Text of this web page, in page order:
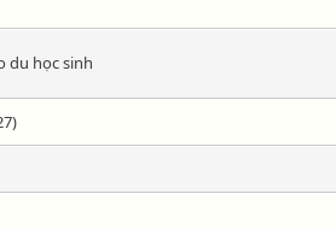
du học sinh